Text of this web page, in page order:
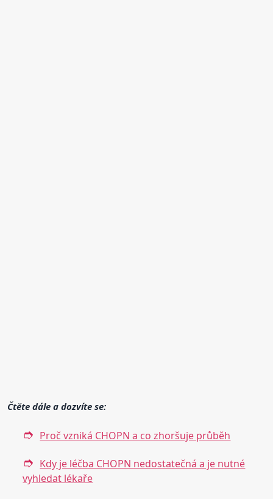
Čtěte dále a dozvíte se:
Proč vzniká CHOPN a co zhoršuje průběh
Kdy je léčba CHOPN nedostatečná a je nutné
vyhledat lékaře